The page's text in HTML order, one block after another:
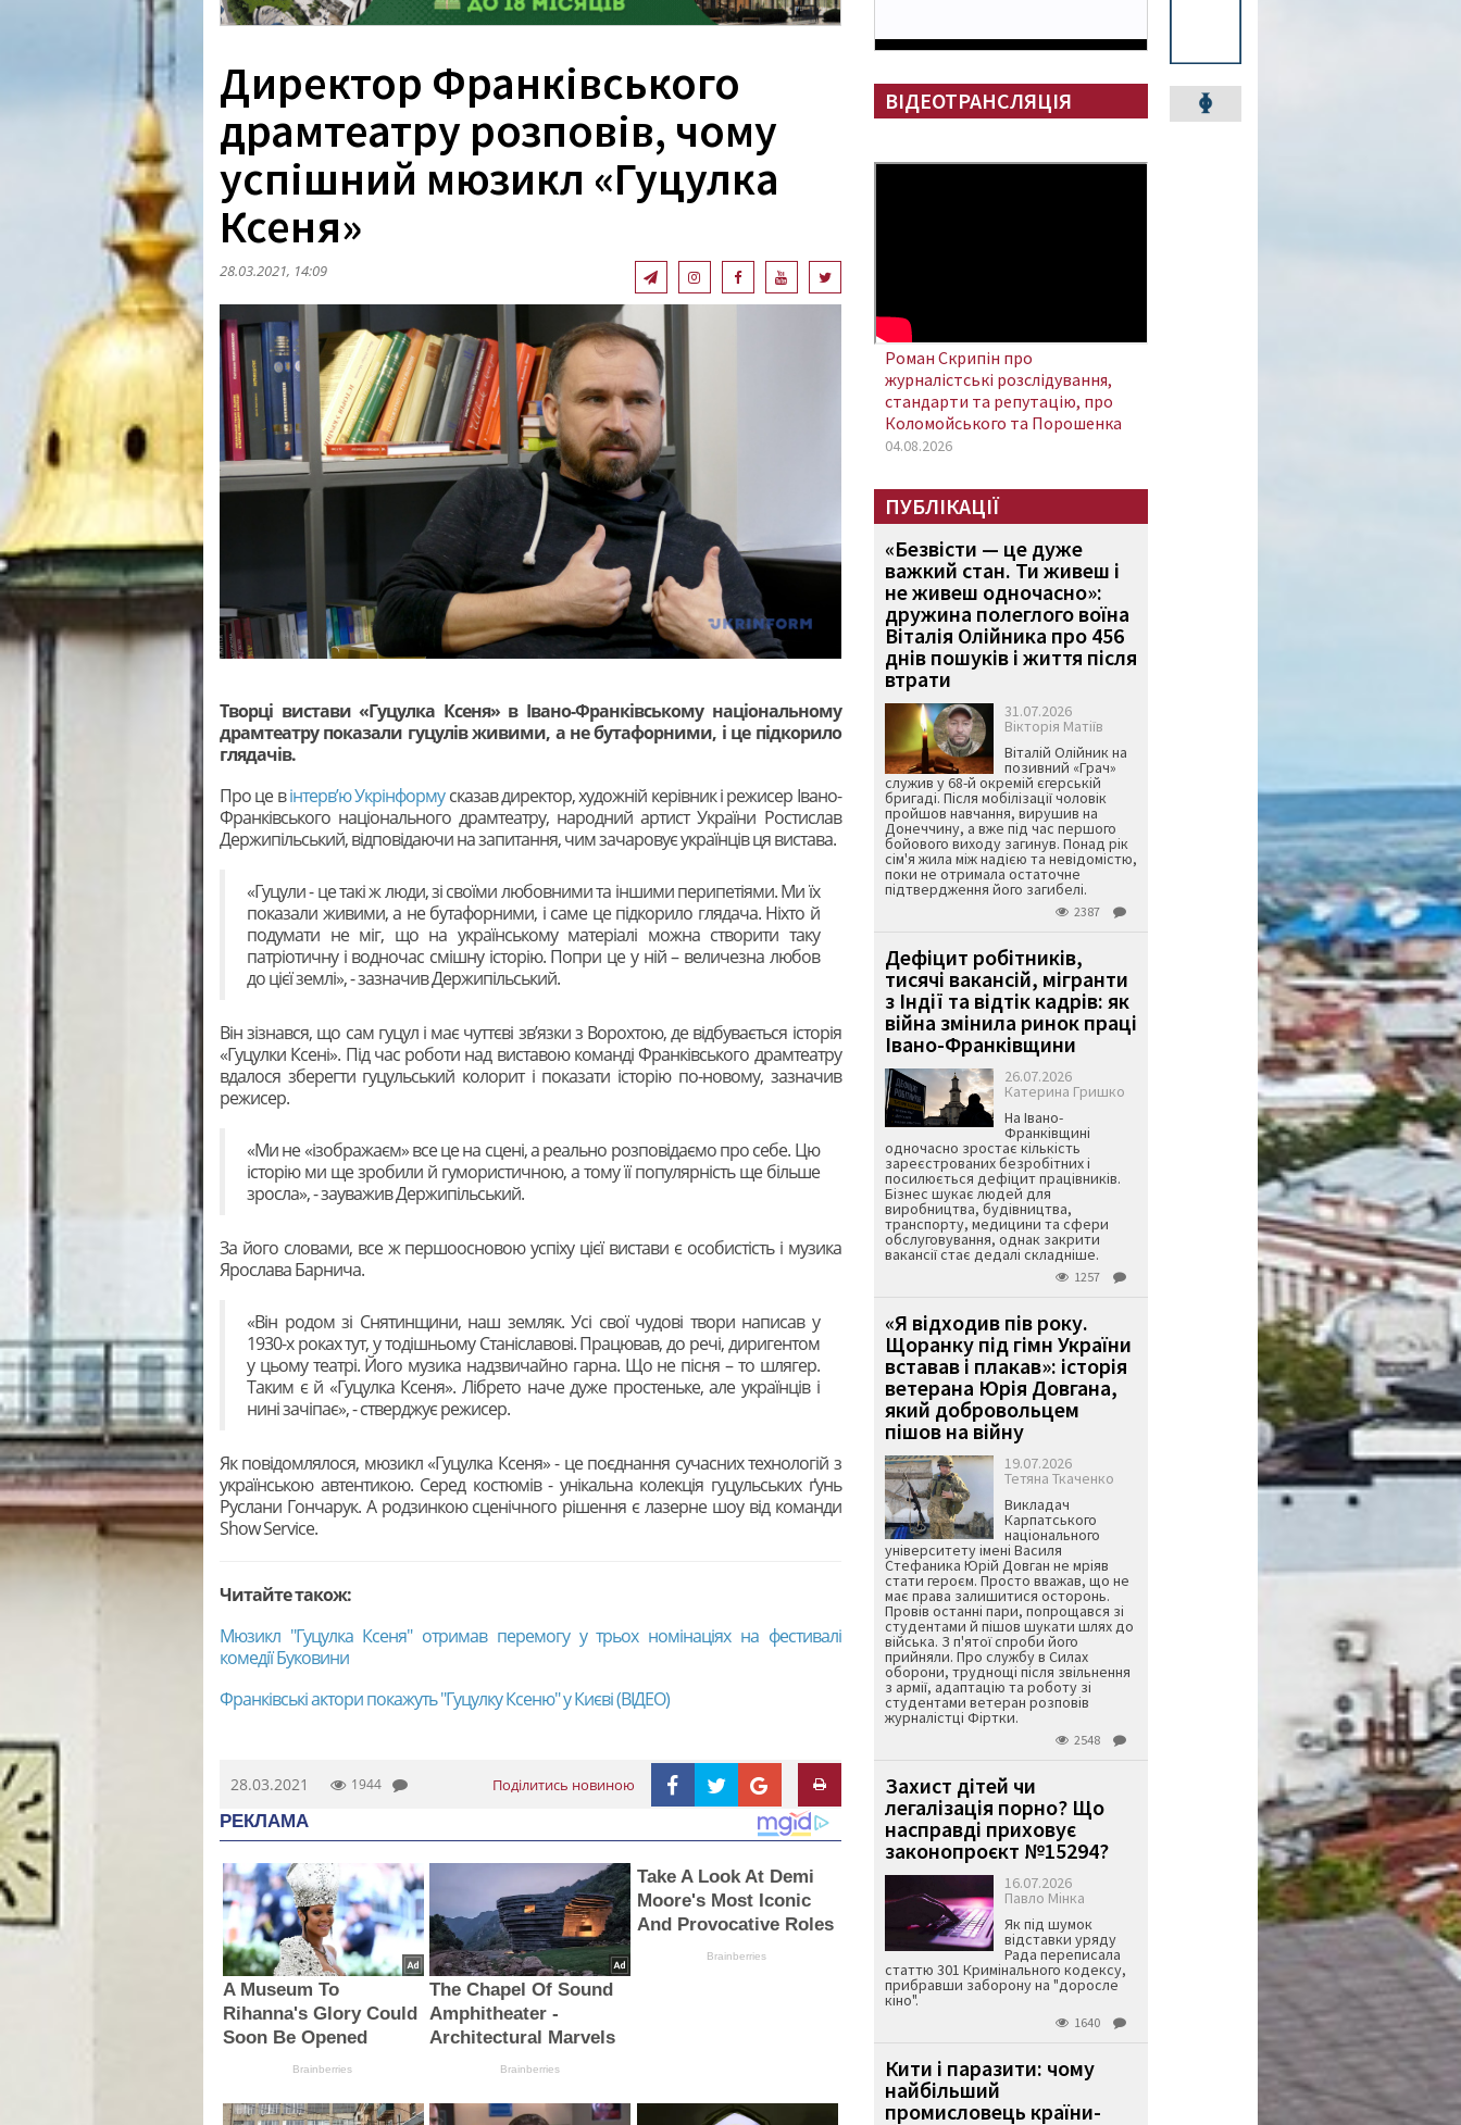
Директор Франківського
драмтеатру розповів, чому
успішний мюзикл «Гуцулка
Ксеня»
28.03.2021, 14:09
Творці вистави «Гуцулка Ксеня» в Івано-Франківському національному
драмтеатру показали гуцулів живими, а не бутафорними, і це підкорило
глядачів.
Про це вінтерв’ю Укрінформусказав директор, художній керівник і режисер Івано-
Франківського національного драмтеатру, народний артист України Ростислав
Держипільський, відповідаючи на запитання, чим зачаровує українців ця вистава.
«Гуцули - це такі ж люди, зі своїми любовними та іншими перипетіями. Ми їх
показали живими, а не бутафорними, і саме це підкорило глядача. Ніхто й
подумати не міг, що на українському матеріалі можна створити таку
патріотичну і водночас смішну історію. Попри це у ній – величезна любов
до цієї землі», - зазначив Держипільський.
Він зізнався, що сам гуцул і має чуттєві зв’язки з Ворохтою, де відбувається історія
«Гуцулки Ксені». Під час роботи над виставою команді Франківського драмтеатру
вдалося зберегти гуцульський колорит і показати історію по-новому, зазначив
режисер.
«Ми не «ізображаєм» все це на сцені, а реально розповідаємо про себе. Цю
історію ми ще зробили й гумористичною, а тому її популярність ще більше
зросла», - зауважив Держипільський.
За його словами, все ж першоосновою успіху цієї вистави є особистість і музика
Ярослава Барнича.
«Він родом зі Снятинщини, наш земляк. Усі свої чудові твори написав у
1930-х роках тут, у тодішньому Станіславові. Працював, до речі, диригентом
у цьому театрі. Його музика надзвичайно гарна. Що не пісня – то шлягер.
Таким є й «Гуцулка Ксеня». Лібрето наче дуже простеньке, але українців і
нині зачіпає», - стверджує режисер.
Як повідомлялося, мюзикл «Гуцулка Ксеня» - це поєднання сучасних технологій з
українською автентикою. Серед костюмів - унікальна колекція гуцульських ґунь
Руслани Гончарук. А родзинкою сценічного рішення є лазерне шоу від команди
Show Service.
Читайте також:
Мюзикл "Гуцулка Ксеня" отримав перемогу у трьох номінаціях на фестивалі
комедії Буковини
Франківські актори покажуть "Гуцулку Ксеню" у Києві (ВІДЕО)
28.03.2021 1944 Поділитись новиною
РЕКЛАМА
A Museum To
Rihanna's Glory Could
Soon Be Opened
Brainberries
The Chapel Of Sound
Amphitheater -
Architectural Marvels
Brainberries
Take A Look At Demi
Moore's Most Iconic
And Provocative Roles
Brainberries
ВІДЕОТРАНСЛЯЦІЯ
Роман Скрипін про
журналістські розслідування,
стандарти та репутацію, про
Коломойського та Порошенка
04.08.2026
ПУБЛІКАЦІЇ
«Безвісти — це дуже
важкий стан. Ти живеш і
не живеш одночасно»:
дружина полеглого воїна
Віталія Олійника про 456
днів пошуків і життя після
втрати
31.07.2026
Вікторія Матіїв
Віталій Олійник на
позивний «Грач»
служив у 68-й окремій єгерській
бригаді. Після мобілізації чоловік
пройшов навчання, вирушив на
Донеччину, а вже під час першого
бойового виходу загинув. Понад рік
сім'я жила між надією та невідомістю,
поки не отримала остаточне
підтвердження його загибелі.
2387
Дефіцит робітників,
тисячі вакансій, мігранти
з Індії та відтік кадрів: як
війна змінила ринок праці
Івано-Франківщини
26.07.2026
Катерина Гришко
На Івано-
Франківщині
одночасно зростає кількість
зареєстрованих безробітних і
посилюється дефіцит працівників.
Бізнес шукає людей для
виробництва, будівництва,
транспорту, медицини та сфери
обслуговування, однак закрити
вакансії стає дедалі складніше.
1257
«Я відходив пів року.
Щоранку під гімн України
вставав і плакав»: історія
ветерана Юрія Довгана,
який добровольцем
пішов на війну
19.07.2026
Тетяна Ткаченко
Викладач
Карпатського
національного
університету імені Василя
Стефаника Юрій Довган не мріяв
стати героєм. Просто вважав, що не
має права залишитися осторонь.
Провів останні пари, попрощався зі
студентами й пішов шукати шлях до
війська. З п'ятої спроби його
прийняли. Про службу в Силах
оборони, труднощі після звільнення
з армії, адаптацію та роботу зі
студентами ветеран розповів
журналістці Фіртки.
2548
Захист дітей чи
легалізація порно? Що
насправді приховує
законопроєкт №15294?
16.07.2026
Павло Мінка
Як під шумок
відставки уряду
Рада переписала
статтю 301 Кримінального кодексу,
прибравши заборону на "доросле
кіно".
1640
Кити і паразити: чому
найбільший
промисловець країни-